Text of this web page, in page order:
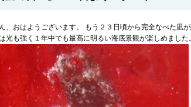
、おはようございます。 もう２３日頃から完全なべた凪
光も強く１年中でも最高に明るい海底景観が楽しめました